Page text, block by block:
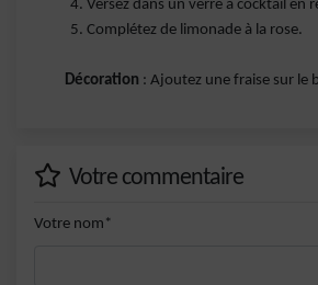
Versez dans un verre à cocktail en
Complétez de limonade à la rose.
Décoration : Ajoutez une fraise sur le
Votre commentaire
Votre nom*